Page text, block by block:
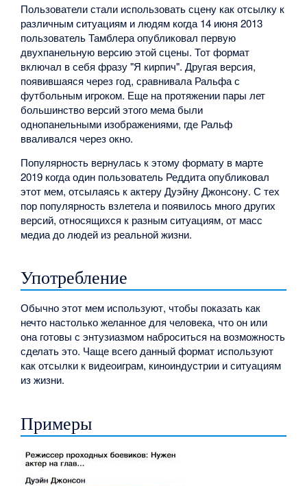
Пользователи стали использовать сцену как отсылку к
различным ситуациям и людям когда 14 июня 2013
пользователь Тамблера опубликовал первую
двухпанельную версию этой сцены. Тот формат
включал в себя фразу "Я кирпич". Другая версия,
появившаяся через год, сравнивала Ральфа с
футбольным игроком. Еще на протяжении пары лет
большинство версий этого мема были
однопанельными изображениями, где Ральф
вваливался через окно.
Популярность вернулась к этому формату в марте
2019 когда один пользователь Реддита опубликовал
этот мем, отсылаясь к актеру Дуэйну Джонсону. С тех
пор популярность взлетела и появилось много других
версий, относящихся к разным ситуациям, от масс
медиа до людей из реальной жизни.
Употребление
Обычно этот мем используют, чтобы показать как
нечто настолько желанное для человека, что он или
она готовы с энтузиазмом наброситься на возможность
сделать это. Чаще всего данный формат используют
как отсылки к видеоиграм, киноиндустрии и ситуациям
из жизни.
Примеры